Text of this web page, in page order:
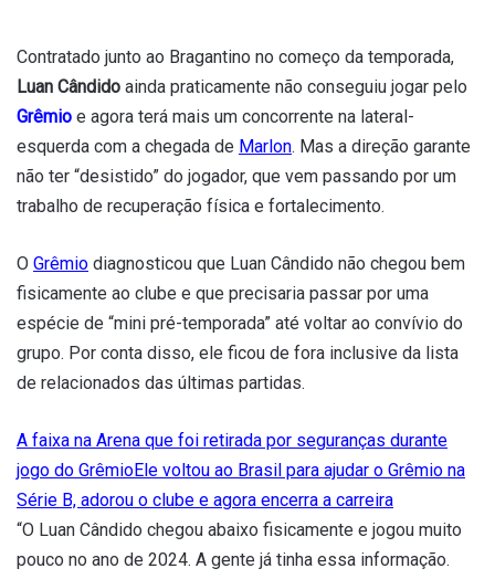
Contratado junto ao Bragantino no começo da temporada,
Luan Cândido ainda praticamente não conseguiu jogar pelo
Grêmio e agora terá mais um concorrente na lateral-
esquerda com a chegada de Marlon. Mas a direção garante
não ter “desistido” do jogador, que vem passando por um
trabalho de recuperação física e fortalecimento.
O Grêmio diagnosticou que Luan Cândido não chegou bem
fisicamente ao clube e que precisaria passar por uma
espécie de “mini pré-temporada” até voltar ao convívio do
grupo. Por conta disso, ele ficou de fora inclusive da lista
de relacionados das últimas partidas.
A faixa na Arena que foi retirada por seguranças durante
jogo do GrêmioEle voltou ao Brasil para ajudar o Grêmio na
Série B, adorou o clube e agora encerra a carreira
“O Luan Cândido chegou abaixo fisicamente e jogou muito
pouco no ano de 2024. A gente já tinha essa informação.